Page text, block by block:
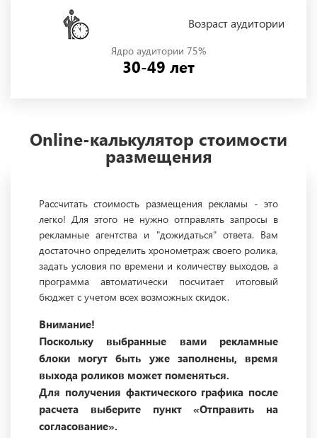
Возраст аудитории
Ядро аудитории 75%
30-49 лет
Online-калькулятор стоимости
размещения
Рассчитать стоимость размещения рекламы - это
легко! Для этого не нужно отправлять запросы в
рекламные агентства и "дожидаться" ответа. Вам
достаточно определить хронометраж своего ролика,
задать условия по времени и количеству выходов, а
программа автоматически посчитает итоговый
бюджет с учетом всех возможных скидок.
Внимание!
Поскольку выбранные вами рекламные
блоки могут быть уже заполнены, время
выхода роликов может поменяться.
Для получения фактического графика после
расчета выберите пункт «Отправить на
согласование».